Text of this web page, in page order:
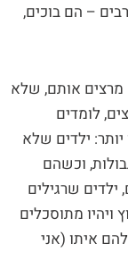
– הם בוכים,
מרצים אותם, שלא
לומדים
ילדים שלא
וכשהם
שרגילים
ויהיו מתוסכלים
איתו (אני